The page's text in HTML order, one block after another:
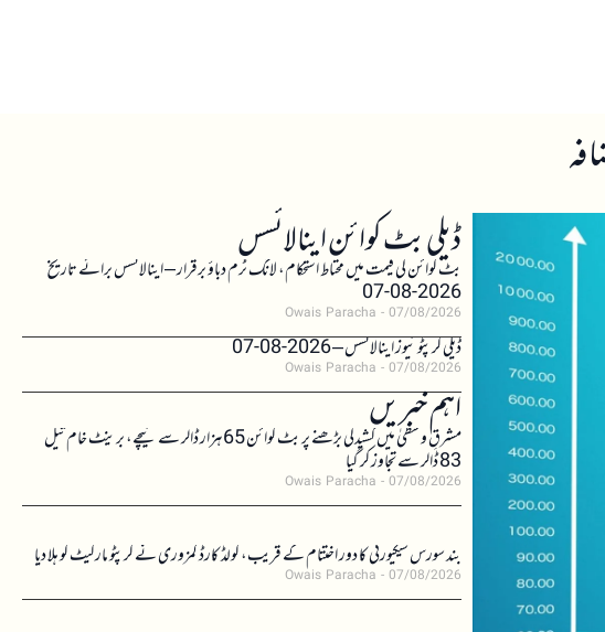
ڈیلی بٹ کوائن اینالائسس
بٹ کوائن کی قیمت میں محتاط استحکام، لانگ ٹرم دباؤ برقرار – اینالائسس برائے تاریخ
2026-08-07
Owais Paracha 07/08/2026
ڈیلی کرپٹو نیوز اینالائسس – 2026-08-07
Owais Paracha 07/08/2026
اہم خبریں مشرقِ وسطیٰ میں کشیدگی بڑھنے پر بٹ کوائن 65 ہزار ڈالر سے نیچے، برینٹ خام تیل
83 ڈالر سے تجاوز کر گیا
Owais Paracha 07/08/2026
بند سورس سیکیورٹی کا دور اختتام کے قریب، کولڈ کارڈ کمزوری نے کرپٹو مارکیٹ کو ہلا دیا
Owais Paracha 07/08/2026